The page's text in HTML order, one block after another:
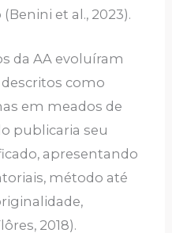
et al., 2023).
da AA evoluíram
como
em meados de
publicaria seu
apresentando
método até
2018).